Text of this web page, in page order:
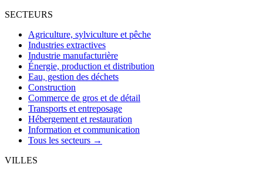
SECTEURS
Agriculture, sylviculture et pêche
Industries extractives
Industrie manufacturière
Énergie, production et distribution
Eau, gestion des déchets
Construction
Commerce de gros et de détail
Transports et entreposage
Hébergement et restauration
Information et communication
Tous les secteurs →
VILLES